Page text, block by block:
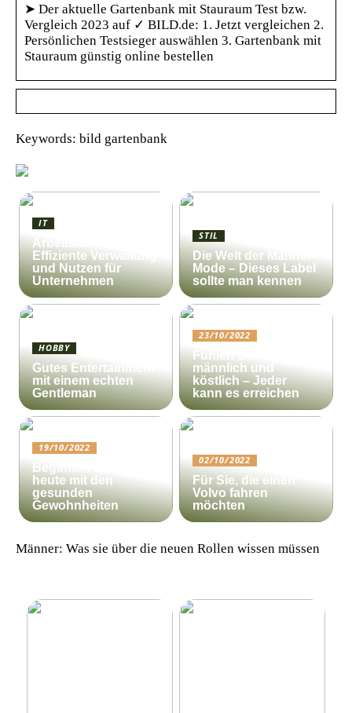
➤ Der aktuelle Gartenbank mit Stauraum Test bzw.
Vergleich 2023 auf ✓ BILD.de: 1. Jetzt vergleichen 2.
Persönlichen Testsieger auswählen 3. Gartenbank mit
Stauraum günstig online bestellen
Keywords: bild gartenbank
IT
Arbeitsauftrag:
Effiziente Verwaltung
und Nutzen für
Unternehmen
STIL
Die Welt der Männer-
Mode – Dieses Label
sollte man kennen
HOBBY
Gutes Entertainment
mit einem echten
Gentleman
23/10/2022
Fühlen Sie sich
männlich und
köstlich – Jeder
kann es erreichen
19/10/2022
Beginnen Sie noch
heute mit den
gesunden
Gewohnheiten
02/10/2022
Für Sie, die einen
Volvo fahren
möchten
Männer: Was sie über die neuen Rollen wissen müssen